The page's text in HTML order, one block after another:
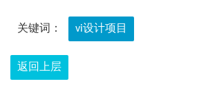
关键词： vi设计项目
返回上层